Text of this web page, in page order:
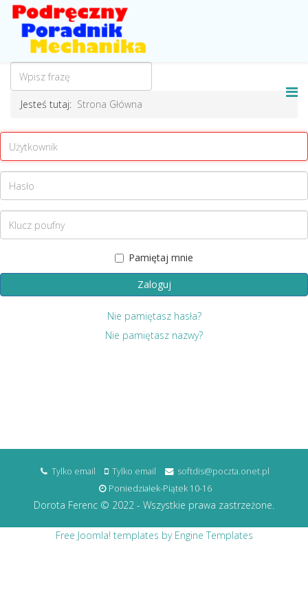
Jesteś tutaj: Strona Główna
Pamiętaj mnie
Zaloguj
Nie pamiętasz hasła?
Nie pamiętasz nazwy?
Tylko email Tylko email
softdis@poczta.onet.pl
Poniedziałek-Piątek 10-16
Dorota Ferenc © 2022 - Wszystkie prawa zastrzeżone.
Free Joomla! templates by Engine Templates